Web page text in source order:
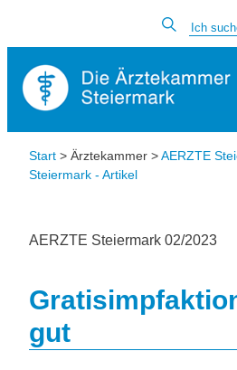
Start > Ärztekammer >AERZTE
Steiermark - Artikel
AERZTE Steiermark 02/2023
gut